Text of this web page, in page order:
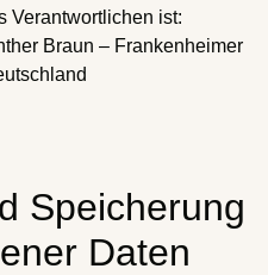
Verantwortlichen ist:
Braun – Frankenheimer
Speicherung
Daten